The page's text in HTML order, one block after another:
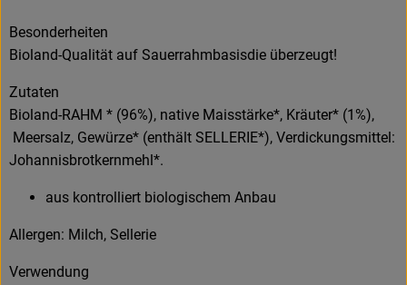
Besonderheiten
Bioland-Qualität auf Sauerrahmbasisdie überzeugt!
Zutaten
Bioland-RAHM * (96%), native Maisstärke*, Kräuter* (1%),
Meersalz, Gewürze* (enthält SELLERIE*), Verdickungsmittel:
Johannisbrotkernmehl*.
aus kontrolliert biologischem Anbau
Allergen: Milch, Sellerie
Verwendung